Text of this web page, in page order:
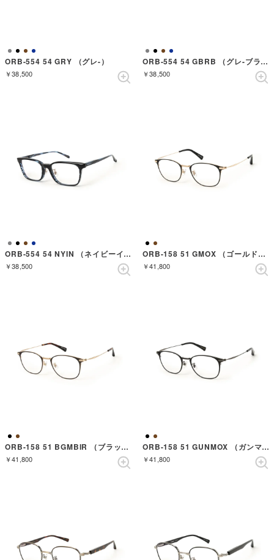
ORB-554 54 GRY （グレ-）
￥38,500
ORB-554 54 GBRB （グレ-ブラウンバンブーゴールド）
￥38,500
ORB-554 54 NYIN （ネイビーインク）
￥38,500
ORB-158 51 GMOX （ゴールドマットオニキス）
￥41,800
ORB-158 51 BGMBIR （ブラッシュドゴールドマットバーチ）
￥41,800
ORB-158 51 GUNMOX （ガンマットオニキス）
￥41,800